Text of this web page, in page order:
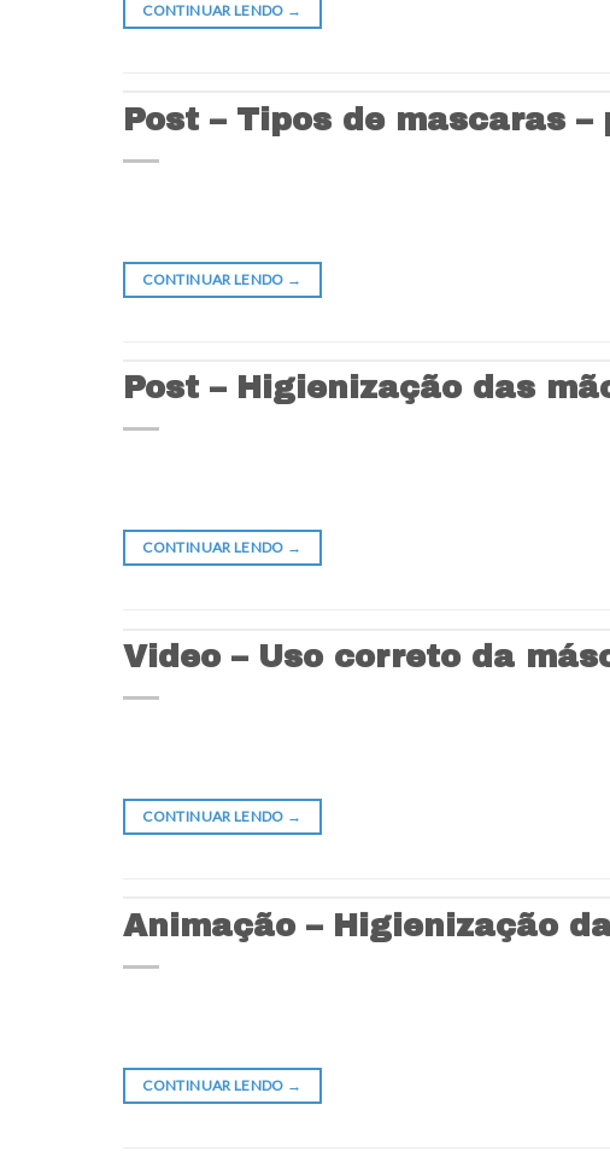
CONTINUAR LENDO →
Post – Tipos de mascaras –
CONTINUAR LENDO →
Post – Higienização das
CONTINUAR LENDO →
Video – Uso correto da
CONTINUAR LENDO →
Animação – Higienização
CONTINUAR LENDO →